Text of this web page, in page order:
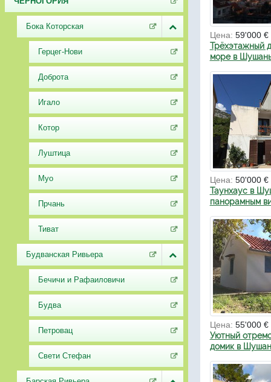
Бока Которская
Герцег-Нови
Доброта
Игало
Котор
Луштица
Муо
Прчань
Тиват
Будванская Ривьера
Бечичи и Рафаиловичи
Будва
Петровац
Свети Стефан
Цена: 59'000 €
Трёхэтажный
море в Шушань
Цена: 50'000 €
Таунхаус в
панорамным
Цена: 55'000 €
Уютный
домик в